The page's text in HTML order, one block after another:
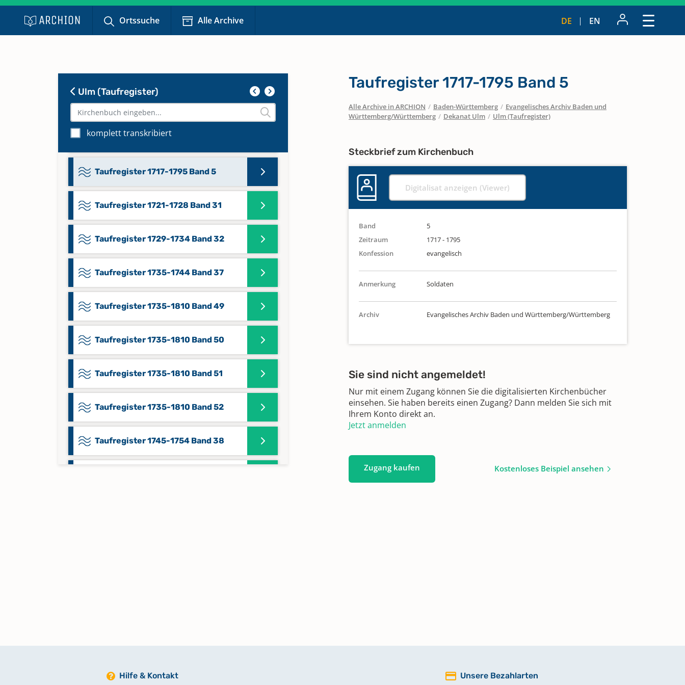
Ortssuche Alle Archive DE EN
Ulm (Taufregister)
komplett transkribiert
Taufregister 1673-1685 Band 26
Taufregister 1686-1701 Band 27
Taufregister 1708-1714 Band 29
Taufregister 1715-1720 Band 30
Taufregister 1717-1795 Band 5
Taufregister 1721-1728 Band 31
Taufregister 1729-1734 Band 32
Taufregister 1735-1744 Band 37
Taufregister 1735-1810 Band 49
Taufregister 1735-1810 Band 50
Taufregister 1735-1810 Band 51
Taufregister 1735-1810 Band 52
Taufregister 1745-1754 Band 38
Taufregister 1796-1800 Band 45
Taufregister 1717-1795 Band 5
Alle Archive in ARCHION / Baden-Württemberg / Evangelisches Archiv Baden und
Württemberg/Württemberg / Dekanat Ulm / Ulm (Taufregister)
Steckbrief zum Kirchenbuch
Digitalisat anzeigen (Viewer)
Band
5
Zeitraum
1717 - 1795
Konfession
evangelisch
Anmerkung Soldaten
Archiv Evangelisches Archiv Baden und Württemberg/Württemberg
Sie sind nicht angemeldet!
Nur mit einem Zugang können Sie die digitalisierten Kirchenbücher
einsehen. Sie haben bereits einen Zugang? Dann melden Sie sich mit
Ihrem Konto direkt an.
Jetzt anmelden
Zugang kaufen Kostenloses Beispiel ansehen
Hilfe & Kontakt Unsere Bezahlarten